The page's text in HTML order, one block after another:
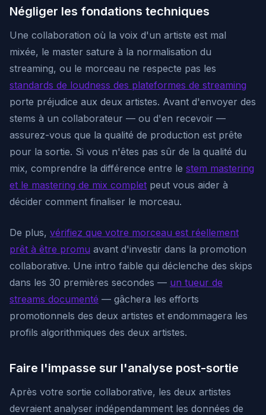
Négliger les fondations techniques
Une collaboration où la voix d'un artiste est mal
mixée, le master sature à la normalisation du
streaming, ou le morceau ne respecte pas les
standards de loudness des plateformes de streaming
porte préjudice aux deux artistes. Avant d'envoyer des
stems à un collaborateur — ou d'en recevoir —
assurez-vous que la qualité de production est prête
pour la sortie. Si vous n'êtes pas sûr de la qualité du
mix, comprendre la différence entre le stem mastering
et le mastering de mix complet peut vous aider à
décider comment finaliser le morceau.
De plus, vérifiez que votre morceau est réellement
prêt à être promu avant d'investir dans la promotion
collaborative. Une intro faible qui déclenche des skips
dans les 30 premières secondes — un tueur de
streams documenté — gâchera les efforts
promotionnels des deux artistes et endommagera les
profils algorithmiques des deux artistes.
Faire l'impasse sur l'analyse post-sortie
Après votre sortie collaborative, les deux artistes
devraient analyser indépendamment les données de